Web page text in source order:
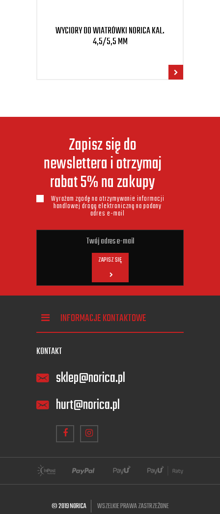
WYCIORY DO WIATRÓWKI NORICA KAL.
4,5/5,5 MM
Zapisz się do
newslettera i otrzymaj
rabat 5% na zakupy
Wyrażam zgodę na otrzymywanie informacji
handlowej drogą elektroniczną na podany
adres e-mail
ZAPISZ SIĘ
INFORMACJE KONTAKTOWE
KONTAKT
sklep@norica.pl
hurt@norica.pl
© 2019 NORICA WSZELKIE PRAWA ZASTRZEŻONE